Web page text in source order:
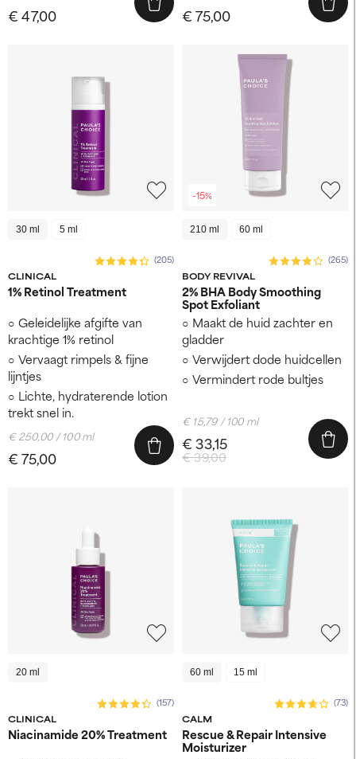
€ 47,00 € 75,00
30 ml 5 ml
CLINICAL
(205)
1% Retinol Treatment
Geleidelijke afgifte van
krachtige 1% retinol
Vervaagt rimpels & fijne
lijntjes
Lichte, hydraterende lotion
trekt snel in.
€ 75,00
€ 250,00 / 100 ml
-15%
210 ml 60 ml
BODY REVIVAL
(265)
2% BHA Body Smoothing
Spot Exfoliant
Maakt de huid zachter en
gladder
Verwijdert dode huidcellen
Vermindert rode bultjes
€ 39,00
€ 33,15
€ 15,79 / 100 ml
20 ml
CLINICAL
(157)
Niacinamide 20% Treatment
60 ml 15 ml
CALM
(73)
Rescue & Repair Intensive
Moisturizer